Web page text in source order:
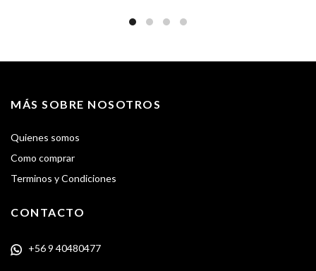
MÁS SOBRE NOSOTROS
Quienes somos
Como comprar
Terminos y Condiciones
CONTACTO
+56 9 40480477